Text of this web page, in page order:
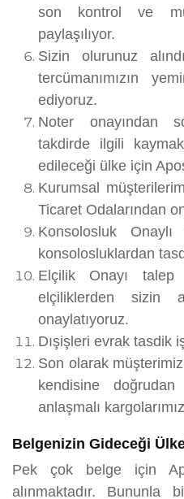
son kontrol ve
paylaşılıyor.
Sizin olurunuz
tercümanımızın
ediyoruz.
Noter onayından
takdirde ilgili
edileceği ülke için
Kurumsal
Ticaret Odalarından
Konsolosluk
konsolosluklardan
Elçilik Onayı
elçiliklerden sizin
onaylatıyoruz.
Dışişleri evrak tasdik
Son olarak
kendisine
anlaşmalı
Belgenizin Gideceği
Pek çok belge için
alınmaktadır. Bununla